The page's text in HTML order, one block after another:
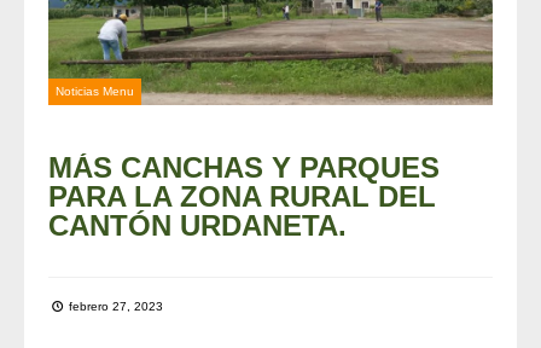
Noticias Menu
MÁS CANCHAS Y PARQUES
PARA LA ZONA RURAL DEL
CANTÓN URDANETA.
febrero 27, 2023